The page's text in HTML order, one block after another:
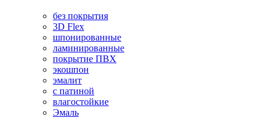
без покрытия
3D Flex
шпонированные
ламинированные
покрытие ПВХ
экошпон
эмалит
с патиной
влагостойкие
Эмаль